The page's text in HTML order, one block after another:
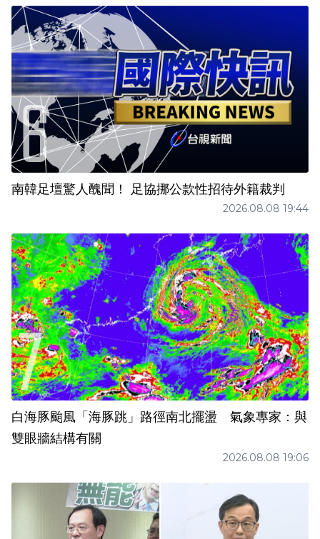
南韓足壇驚人醜聞！ 足協挪公款性招待外籍裁判
2026.08.08 19:44
白海豚颱風「海豚跳」路徑南北擺盪 氣象專家：與
雙眼牆結構有關
2026.08.08 19:06